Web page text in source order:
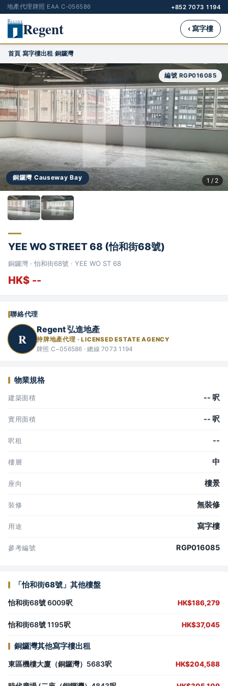
地產代理牌照 EAA C-056586 +852 7073 1194
Regent ‹ 寫字樓
首頁›寫字樓出租›銅鑼灣
銅鑼灣 Causeway Bay
編號 RGP016085
1 / 2
YEE WO STREET 68 (怡和街68號)
銅鑼灣 · 怡和街68號 · YEE WO ST 68
HK$ --
聯絡代理
R
Regent 弘進地產
持牌地產代理 · LICENSED ESTATE AGENCY
牌照 C−056586 · 總線 7073 1194
物業規格
建築面積 -- 呎
實用面積 -- 呎
呎租 --
樓層 中
座向 樓景
裝修 無裝修
用途 寫字樓
參考編號 RGP016085
「怡和街68號」其他樓盤
怡和街68號 6009呎 HK$186,279
怡和街68號 1195呎 HK$37,045
銅鑼灣其他寫字樓出租
東區機樓大廈（銅鑼灣）5683呎 HK$204,588